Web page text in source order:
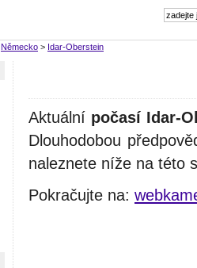
Německo > Idar-Oberstein
Aktuální počasí Idar-
Dlouhodobou
naleznete níže na této
Pokračujte na: